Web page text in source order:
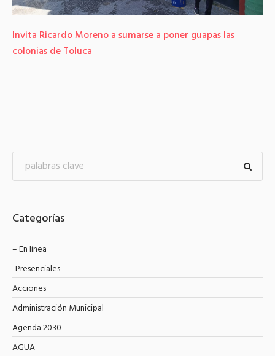
Se mantiene dispositivo de seguridad y vialidad en el
mercado Aviación-Autopan
Categorías
– En línea
-Presenciales
Acciones
Administración Municipal
Agenda 2030
AGUA